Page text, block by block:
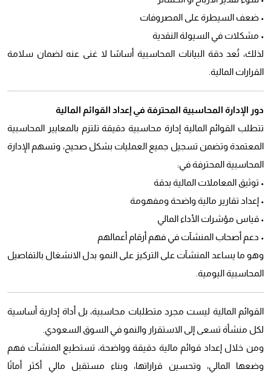
• ضعف السيطرة على المصروفات
• مشكلات في السيولة النقدية
لذلك، تُعد دقة البيانات المحاسبية أساسًا لا غنى عنه لضمان سلامة
القرارات المالية.
دور الإدارة المحاسبية المحترفة في إعداد القوائم المالية
تتطلب القوائم المالية إدارة محاسبية دقيقة تلتزم بالمعايير المحاسبية
المعتمدة وتضمن تسجيل جميع العمليات بشكل صحيح، وتسهم الإدارة
المحاسبية المحترفة في:
• توثيق المعاملات المالية بدقة
• إعداد تقارير مالية واضحة ومفهومة
• قياس مؤشرات الأداء المالي
• دعم أصحاب المنشآت في فهم أرقام أعمالهم
وهو ما يساعد المنشآت على التركيز على النمو بدل الانشغال بالتفاصيل
المحاسبية اليومية.
القوائم المالية ليست مجرد متطلبات محاسبية، بل أداة إدارية أساسية
لكل منشأة تسعى إلى الاستقرار والنمو في السوق السعودي.
ومن خلال إعداد قوائم مالية دقيقة وواضحة، تستطيع المنشآت فهم
وضعها المالي، وتحسين قراراتها، وبناء مستقبل مالي أكثر أمانًا